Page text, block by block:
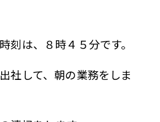
刻は、８時４５分です。
社して、朝の業務をしま